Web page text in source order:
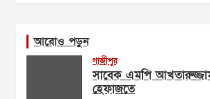
আরোও পড়ুন
গাজীপুর
সাবেক এমপি
হেফাজতে